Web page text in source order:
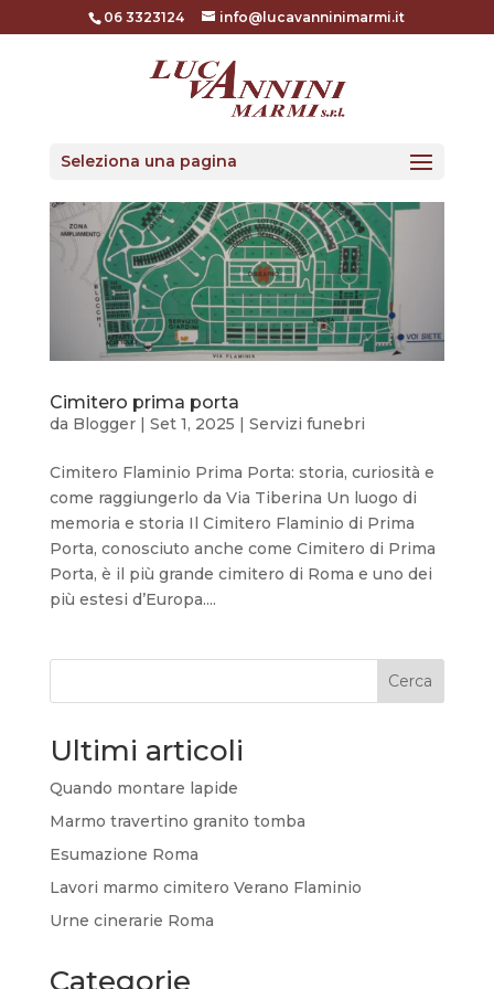
06 3323124 info@lucavanninimarmi.it
Seleziona una pagina
Cimitero prima porta
da Blogger| Set 1, 2025 | Servizi funebri
Cimitero Flaminio Prima Porta: storia, curiosità e
come raggiungerlo da Via Tiberina Un luogo di
memoria e storia Il Cimitero Flaminio di Prima
Porta, conosciuto anche come Cimitero di Prima
Porta, è il più grande cimitero di Roma e uno dei
più estesi d’Europa....
Cerca
Ultimi articoli
Quando montare lapide
Marmo travertino granito tomba
Esumazione Roma
Lavori marmo cimitero Verano Flaminio
Urne cinerarie Roma
Categorie